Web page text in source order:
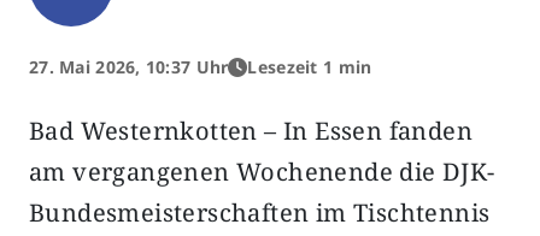
27. Mai 2026, 10:37 Uhr Lesezeit 1 min
Bad Westernkotten – In Essen fanden
am vergangenen Wochenende die DJK-
Bundesmeisterschaften im Tischtennis